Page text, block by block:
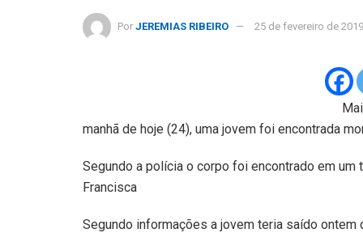
Por JEREMIAS RIBEIRO 25 de fevereiro de 2019
manhã de hoje (24), uma jovem foi encontrada
Segundo a polícia o corpo foi encontrado em
Francisca
Segundo informações a jovem teria saído ontem